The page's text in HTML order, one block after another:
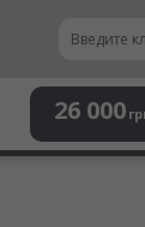
26 000